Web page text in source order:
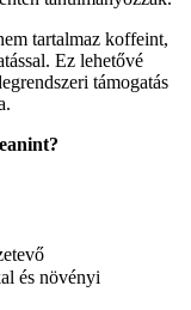
tartalmaz koffeint,
Ez lehetővé
támogatás
és növényi